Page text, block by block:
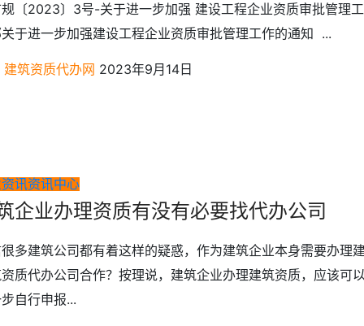
〔2023〕3号-关于进一步加强 建设工程企业资质审批管理
于进一步加强建设工程企业资质审批管理工作的通知 ...
建筑资质代办网 2023年9月14日
讯资讯中心
企业办理资质有没有必要找代办公司
多建筑公司都有着这样的疑惑，作为建筑企业本身需要办理
质代办公司合作？按理说，建筑企业办理建筑资质，应该可
自行申报...